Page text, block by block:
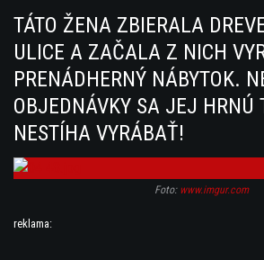
TÁTO ŽENA ZBIERALA
ULICE A ZAČALA Z NICH
PRENÁDHERNÝ NÁBYTOK.
OBJEDNÁVKY SA JEJ HRNÚ
NESTÍHA VYRÁBAŤ!
Foto: www.imgur.com
reklama: